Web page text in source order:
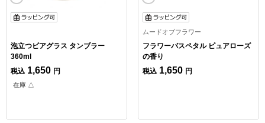
泡立つビアグラス タンブラー
360ml
税込 1,650 円
在庫 △
ムードオブフラワー
フラワーバスペタル ピュアローズ
の香り
税込 1,650 円